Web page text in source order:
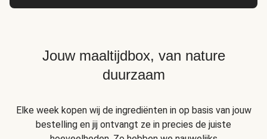
Jouw maaltijdbox, van nature
duurzaam
Elke week kopen wij de ingrediënten in op basis van jouw
bestelling en jij ontvangt ze in precies de juiste